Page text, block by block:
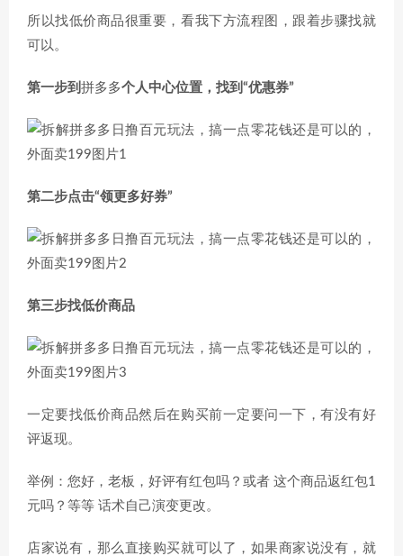
所以找低价商品很重要，看我下方流程图，跟着步骤找就
可以。
第一步到 拼多多个人中心位置，找到“优惠券”
第二步点击“领更多好券”
第三步找低价商品
一定要找低价商品然后在购买前一定要问一下，有没有好
评返现。
举例：您好，老板，好评有红包吗？或者 这个商品返红包1
元吗？等等 话术自己演变更改。
店家说有，那么直接购买就可以了，如果商家说没有，就